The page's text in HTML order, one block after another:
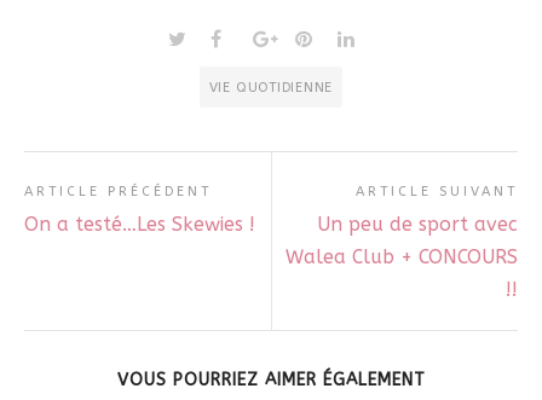
VIE QUOTIDIENNE
ARTICLE PRÉCÉDENT
On a testé…Les Skewies !
ARTICLE SUIVANT
Un peu de sport avec
Walea Club + CONCOURS
!!
VOUS POURRIEZ AIMER ÉGALEMENT